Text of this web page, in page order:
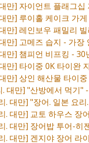
만] 자이언트 플래그십
만] 루이홀 케이크 가
만] 레인보우 패밀리
만] 고메즈 습지 - 가장
만] 챔피언 비프킹 -
만] 타이중 0K 타이완
만] 상인 해산물 타이
. 대만] "산방에서 먹기"
. 대만] "장어. 일본 요
. 대만] 교토 하우스 장
. 대만] 장어밥 투어-히
. 대만] 겐지야 장어 라